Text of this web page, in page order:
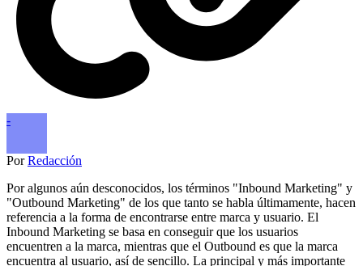
-
PorRedacción
Por algunos aún desconocidos, los términos "Inbound Marketing" y
"Outbound Marketing" de los que tanto se habla últimamente, hacen
referencia a la forma de encontrarse entre marca y usuario. El
Inbound Marketing se basa en conseguir que los usuarios
encuentren a la marca, mientras que el Outbound es que la marca
encuentra al usuario, así de sencillo. La principal y más importante